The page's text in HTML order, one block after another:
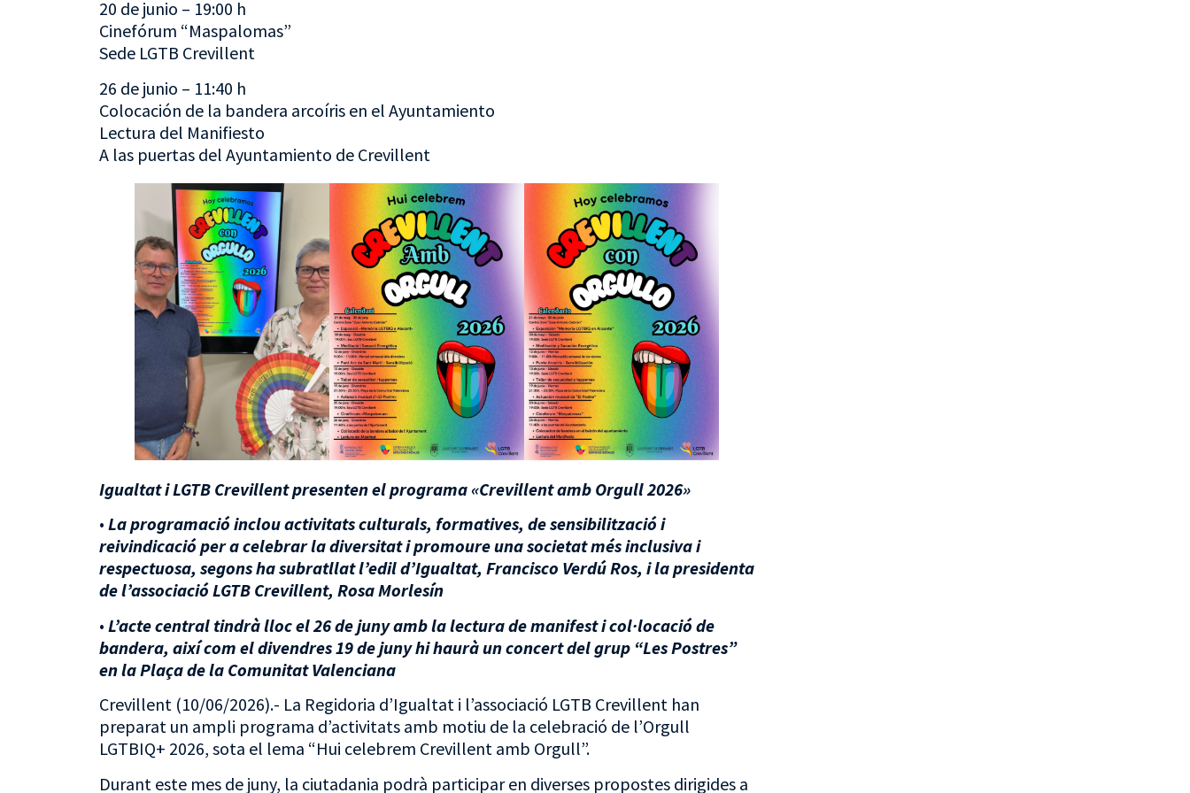
20 de junio – 19:00 h
Cinefórum “Maspalomas”
Sede LGTB Crevillent
26 de junio – 11:40 h
Colocación de la bandera arcoíris en el Ayuntamiento
Lectura del Manifiesto
A las puertas del Ayuntamiento de Crevillent
Igualtat i LGTB Crevillent presenten el programa «Crevillent amb Orgull 2026»
• La programació inclou activitats culturals, formatives, de sensibilització i
reivindicació per a celebrar la diversitat i promoure una societat més inclusiva i
respectuosa, segons ha subratllat l’edil d’Igualtat, Francisco Verdú Ros, i la presidenta
de l’associació LGTB Crevillent, Rosa Morlesín
• L’acte central tindrà lloc el 26 de juny amb la lectura de manifest i col·locació de
bandera, així com el divendres 19 de juny hi haurà un concert del grup “Les Postres”
en la Plaça de la Comunitat Valenciana
Crevillent (10/06/2026).- La Regidoria d’Igualtat i l’associació LGTB Crevillent han
preparat un ampli programa d’activitats amb motiu de la celebració de l’Orgull
LGTBIQ+ 2026, sota el lema “Hui celebrem Crevillent amb Orgull”.
Durant este mes de juny, la ciutadania podrà participar en diverses propostes dirigides a